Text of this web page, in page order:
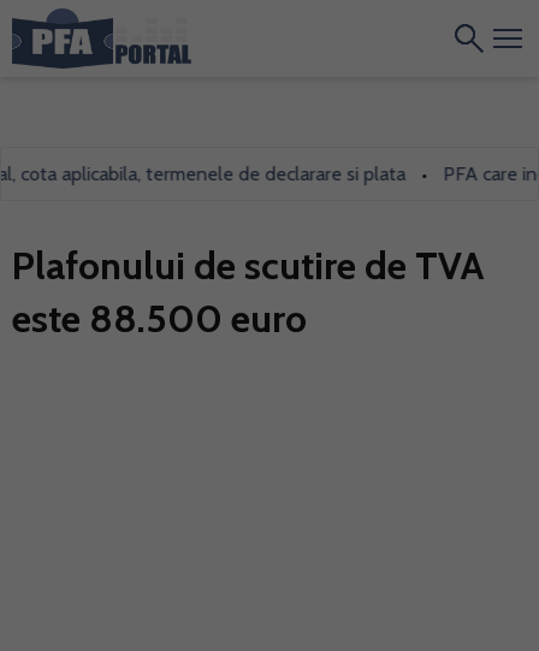
aplicabila, termenele de declarare si plata • PFA care
Plafonului de scutire de TVA
este 88.500 euro